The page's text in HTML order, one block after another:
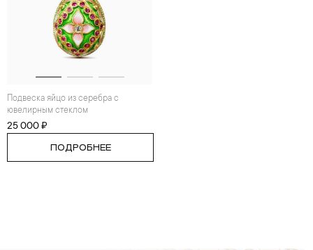
Подвеска яйцо из серебра с
ювелирным стеклом
25 000 ₽
ПОДРОБНЕЕ